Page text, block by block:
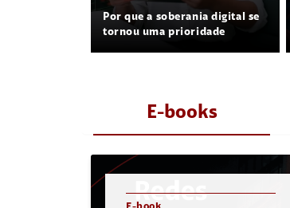
Por que a soberania digital se
tornou uma prioridade
E-books